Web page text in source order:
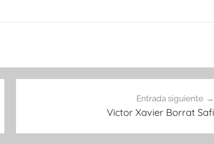
Entrada siguiente
Victor Xavier Borrat Safi